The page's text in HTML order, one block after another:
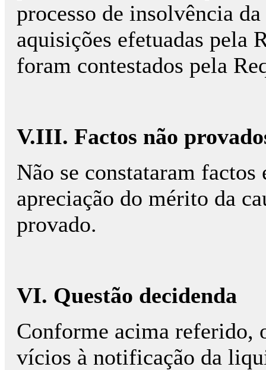
processo de insolvência
aquisições efetuadas pela
foram contestados pela
V.III. Factos não
Não se constataram
apreciação do mérito da
provado.
VI. Questão decidenda
Conforme acima referido,
vícios à notificação da